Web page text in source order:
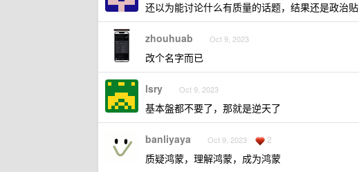
还以为能讨论什么有质量的话题，结果还是政治贴
zhouhuab Oct 9, 2023
改个名字而已
lsry Oct 9, 2023
基本盤都不要了，那就是逆天了
banliyaya Oct 9, 2023 2
质疑鸿蒙，理解鸿蒙，成为鸿蒙